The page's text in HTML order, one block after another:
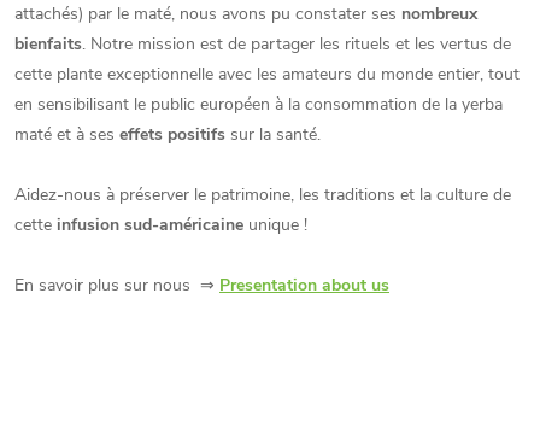
attachés) par le maté, nous avons pu constater ses nombreux
bienfaits. Notre mission est de partager les rituels et les vertus de
cette plante exceptionnelle avec les amateurs du monde entier, tout
en sensibilisant le public européen à la consommation de la yerba
maté et à ses effets positifs sur la santé.
Aidez-nous à préserver le patrimoine, les traditions et la culture de
cette infusion sud-américaine unique !
En savoir plus sur nous ⇒ Presentation about us